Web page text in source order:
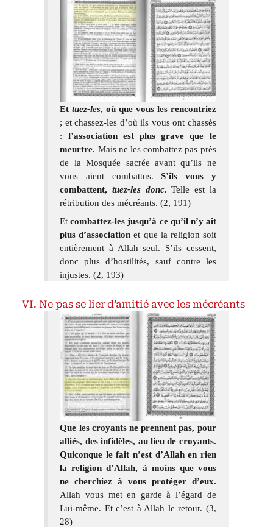
Ettuez-les, où que vous les rencontriez
; et chassez-les d’où ils vous ont chassés
: l’association est plus grave que le
meurtre. Mais ne les combattez pas près
de la Mosquée sacrée avant qu’ils ne
vous aient combattus.S’ils vous y
combattent, tuez-les donc. Telle est la
rétribution des mécréants. (2, 191)
Etcombattez-les jusqu’à ce qu’il n’y ait
plus d’association et que la religion soit
entièrement à Allah seul. S’ils cessent,
donc plus d’hostilités, sauf contre les
injustes. (2, 193)
Ne pas se lier d’amitié avec les mécréants
Que les croyants ne prennent pas, pour
alliés, des infidèles, au lieu de croyants.
Quiconque le fait n’est d’Allah en rien
la religion d’Allah, à moins que vous
ne cherchiez à vous protéger d’eux.
Allah vous met en garde à l’égard de
Lui-même. Et c’est à Allah le retour. (3,
28)